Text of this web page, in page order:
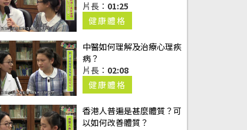
片長： 01:25
健康體格
中醫如何理解及治療心理疾
病？
片長： 02:08
健康體格
香港人普遍是甚麼體質？可
以如何改善體質？